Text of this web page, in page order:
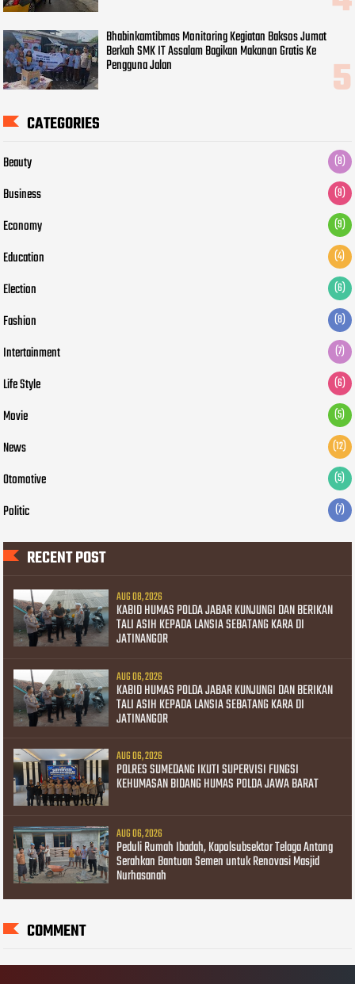
Bhabinkamtibmas Monitoring Kegiatan Baksos Jumat
Berkah SMK IT Assalam Bagikan Makanan Gratis Ke
Pengguna Jalan
CATEGORIES
Beauty (8)
Business (9)
Economy (9)
Education (4)
Election (6)
Fashion (8)
Intertainment (7)
Life Style (6)
Movie (5)
News (12)
Otomotive (5)
Politic (7)
RECENT POST
AUG 08, 2026
KABID HUMAS POLDA JABAR KUNJUNGI DAN BERIKAN
TALI ASIH KEPADA LANSIA SEBATANG KARA DI
JATINANGOR
AUG 06, 2026
KABID HUMAS POLDA JABAR KUNJUNGI DAN BERIKAN
TALI ASIH KEPADA LANSIA SEBATANG KARA DI
JATINANGOR
AUG 06, 2026
POLRES SUMEDANG IKUTI SUPERVISI FUNGSI
KEHUMASAN BIDANG HUMAS POLDA JAWA BARAT
AUG 06, 2026
Peduli Rumah Ibadah, Kapolsubsektor Telaga Antang
Serahkan Bantuan Semen untuk Renovasi Masjid
Nurhasanah
COMMENT